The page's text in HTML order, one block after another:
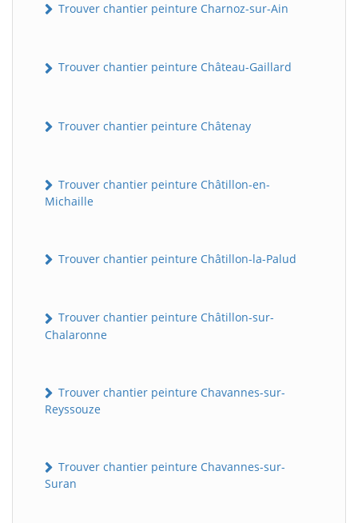
Trouver chantier peinture Charnoz-sur-Ain
Trouver chantier peinture Château-Gaillard
Trouver chantier peinture Châtenay
Trouver chantier peinture Châtillon-en-
Michaille
Trouver chantier peinture Châtillon-la-Palud
Trouver chantier peinture Châtillon-sur-
Chalaronne
Trouver chantier peinture Chavannes-sur-
Reyssouze
Trouver chantier peinture Chavannes-sur-
Suran